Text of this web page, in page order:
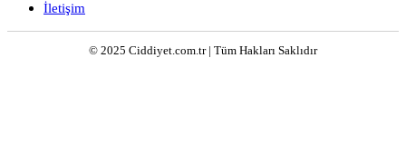
İletişim
© 2025 Ciddiyet.com.tr | Tüm Hakları Saklıdır